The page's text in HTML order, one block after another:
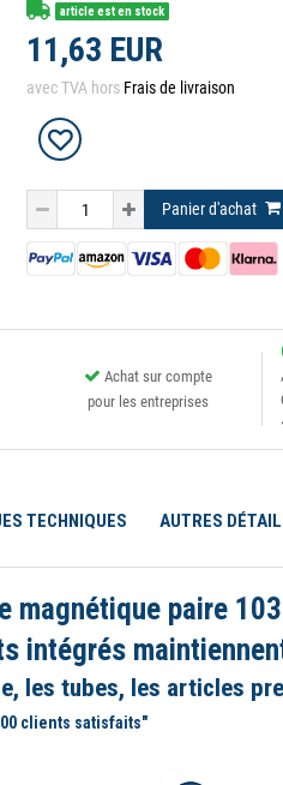
article est en stock
11,63 EUR
avec TVA hors Frais de livraison
Panier d'achat
Achat sur compte
pour les entreprises
TECHNIQUES AUTRES
magnétique paire
intégrés
les tubes, les articles
clients satisfaits"